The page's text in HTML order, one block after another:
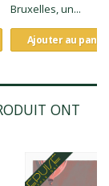
Bruxelles, un...
Ajouter au
ONT